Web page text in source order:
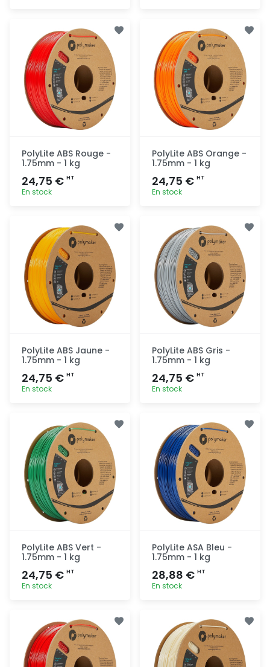
rapide
rapide
PolyLite ABS Rouge -
1.75mm - 1 kg
24,75 € HT
En stock
rapide
PolyLite ABS Orange -
1.75mm - 1 kg
24,75 € HT
En stock
rapide
PolyLite ABS Jaune -
1.75mm - 1 kg
24,75 € HT
En stock
rapide
PolyLite ABS Gris -
1.75mm - 1 kg
24,75 € HT
En stock
rapide
PolyLite ABS Vert -
1.75mm - 1 kg
24,75 € HT
En stock
rapide
PolyLite ASA Bleu -
1.75mm - 1 kg
28,88 € HT
En stock
rapide